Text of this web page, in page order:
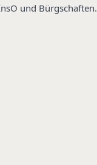
und Bürgschaften.